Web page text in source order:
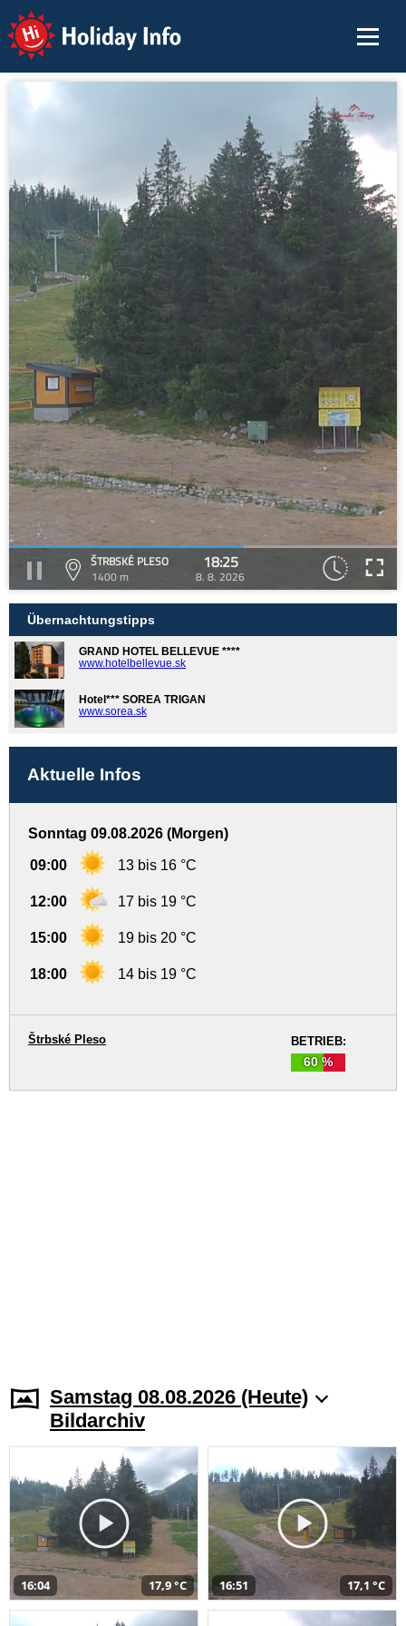
Holiday Info
ŠTRBSKÉ PLESO
1400 m
18:25
8. 8. 2026
Übernachtungstipps
GRAND HOTEL BELLEVUE ****
www.hotelbellevue.sk
Hotel*** SOREA TRIGAN
www.sorea.sk
Aktuelle Infos
Sonntag 09.08.2026 (Morgen)
09:00 13 bis 16 °C
12:00 17 bis 19 °C
15:00 19 bis 20 °C
18:00 14 bis 19 °C
BETRIEB:
60 %
Štrbské Pleso
Samstag 08.08.2026 (Heute)
Bildarchiv
16:04 17,9 °C 16:51 17,1 °C